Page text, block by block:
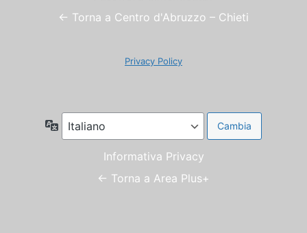
← Torna a Centro d'Abruzzo – Chieti
Privacy Policy
Lingua
Informativa Privacy
← Torna a Area Plus+